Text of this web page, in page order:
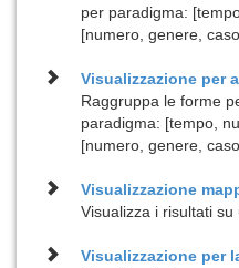
per paradigma:
[numero, genere,
Visualizzazione per
Raggruppa le forme
paradigma: [tempo,
[numero, genere,
Visualizzazione
Visualizza i risultati
Visualizzazione per